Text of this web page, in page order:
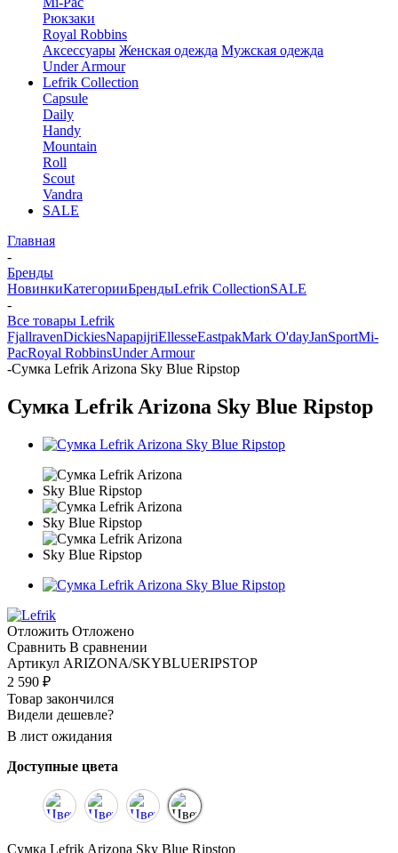
Рюкзаки
Royal Robbins
Аксессуары Женская одежда Мужская одежда
Under Armour
Lefrik Collection
Capsule
Daily
Handy
Mountain
Roll
Scout
Vandra
SALE
Главная
-
Бренды
НовинкиКатегорииБрендыLefrik CollectionSALE
-
Все товары Lefrik
FjallravenDickiesNapapijriEllesseEastpakMark O'dayJanSportMi-
PacRoyal RobbinsUnder Armour
-Сумка Lefrik Arizona Sky Blue Ripstop
Сумка Lefrik Arizona Sky Blue Ripstop
Отложить Отложено
Сравнить В сравнении
Артикул ARIZONA/SKYBLUERIPSTOP
2 590 ₽
Товар закончился
Видели дешевле?
В лист ожидания
Доступные цвета
Сумка Lefrik Arizona Sky Blue Ripstop